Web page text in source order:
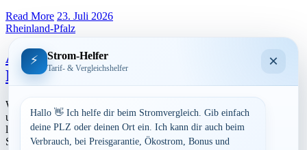
Read More 23. Juli 2026
Rheinland-Pfalz
Aktuelle Strompreise in 67680
Neuhemsbach
Werbung Den aktuellen Strompreis in 67680 Neuhemsbach und die
ungefährend Kosten bei Stromanbietern können Sie hier berechnen
lassen. Preisvergleich: powered by TARIFCHECK24 GmbH Die
Strompreise […]
⚡ Strom-Helfer
Tarif- & Vergleichshelfer ×
Hallo 👋 Ich helfe dir beim Stromvergleich. Gib einfach
deine PLZ oder deinen Ort ein. Ich kann dir auch beim
Verbrauch, bei Preisgarantie, Ökostrom, Bonus und